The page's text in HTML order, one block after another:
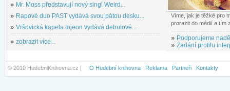
» Mr. Moss představují nový singl Weird...
» Rapové duo PAST vydává svou pátou desku...
» Vršovická kapela tojeon vydává debutové...
» zobrazit více...
Víme, jak je těžké pro
prorazit do médií a tím
» Podporujeme
» Zadání profilu
© 2010 HudebniKnihovna.cz | O Hudební knihovna Reklama Partneři Kontakty